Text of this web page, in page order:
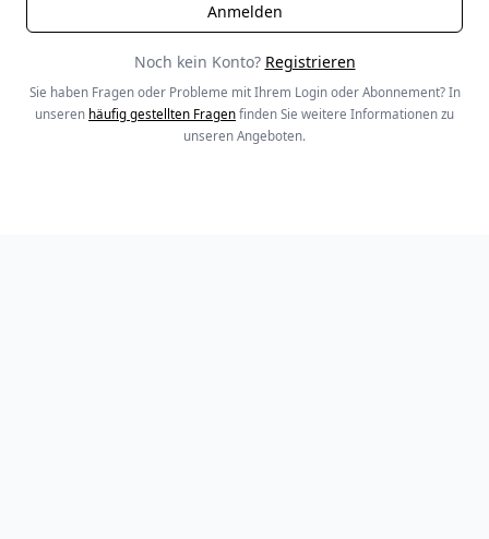
Noch kein Konto? Registrieren
Sie haben Fragen oder Probleme mit Ihrem Login oder Abonnement? In
unseren häufig gestellten Fragen finden Sie weitere Informationen zu
unseren Angeboten.